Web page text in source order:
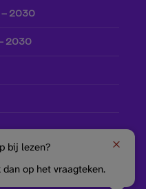
– 2030
2030
bij lezen?
dan op het vraagteken.